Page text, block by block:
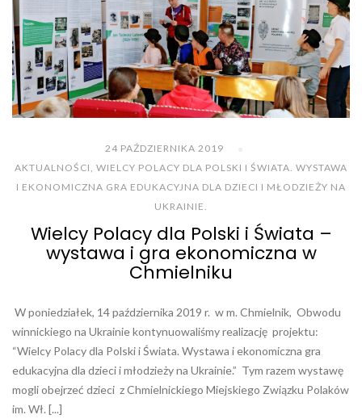
24 PAŹDZIERNIKA 2019
AKTUALNOŚCI, WIELCY POLACY DLA POLSKI I ŚWIATA. WYSTAWA
I EKONOMICZNA GRA EDUKACYJNA DLA DZIECI I MŁODZIEŻY NA
UKRAINIE.
Wielcy Polacy dla Polski i Świata –
wystawa i gra ekonomiczna w
Chmielniku
W poniedziałek, 14 października 2019 r. w m. Chmielnik, Obwodu
winnickiego na Ukrainie kontynuowaliśmy realizację projektu:
“Wielcy Polacy dla Polski i Świata. Wystawa i ekonomiczna gra
edukacyjna dla dzieci i młodzieży na Ukrainie.” Tym razem wystawę
mogli obejrzeć dzieci z Chmielnickiego Miejskiego Związku Polaków
im. Wł. [...]